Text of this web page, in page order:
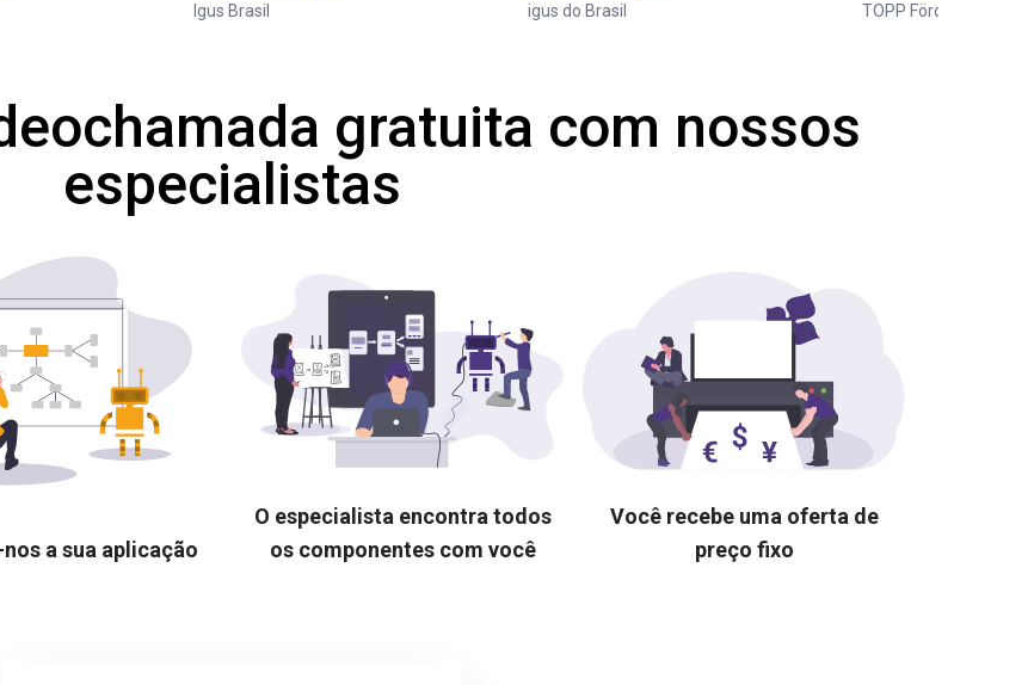
Igus Brasil igus do Brasil TOPP Fördertechnik
gratuita com nossos
especialistas
a sua aplicação
O especialista encontra todos
os componentes com você
Você recebe uma oferta de
preço fixo